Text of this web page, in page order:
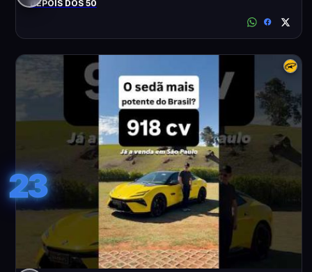
DEPOIS DOS 50
23